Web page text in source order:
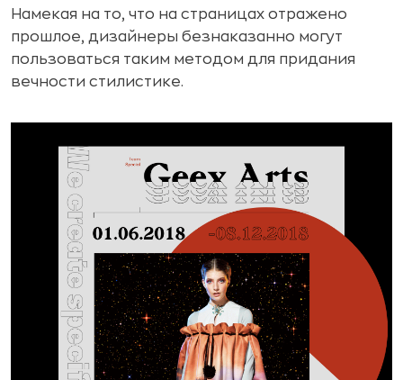
Намекая на то, что на страницах отражено
прошлое, дизайнеры безнаказанно могут
пользоваться таким методом для придания
вечности стилистике.